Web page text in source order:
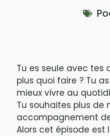
Tu es seule avec tes
plus quoi faire ? Tu
mieux vivre au
Tu souhaites plus de
accompagnement
Alors cet épisode est